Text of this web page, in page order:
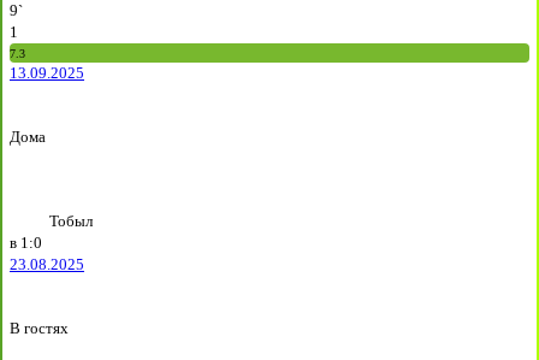
9`
1
7.3
13.09.2025
Дома
Тобыл
в 1:0
23.08.2025
В гостях